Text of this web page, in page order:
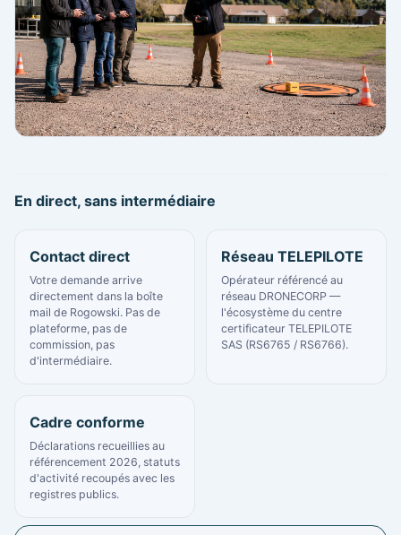
En direct, sans intermédiaire
Contact direct
Votre demande arrive
directement dans la boîte
mail de Rogowski. Pas de
plateforme, pas de
commission, pas
d'intermédiaire.
Réseau TELEPILOTE
Opérateur référencé au
réseau DRONECORP —
l'écosystème du centre
certificateur TELEPILOTE
SAS (RS6765 / RS6766).
Cadre conforme
Déclarations recueillies au
référencement 2026, statuts
d'activité recoupés avec les
registres publics.